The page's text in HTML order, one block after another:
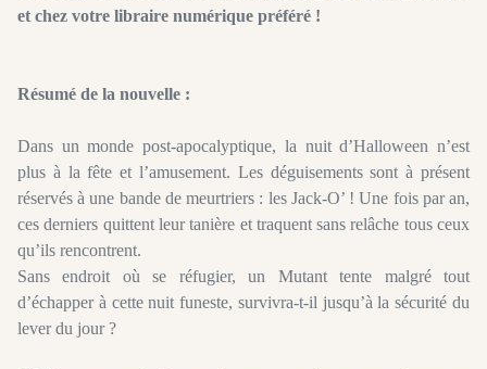
et chez votre libraire numérique préféré !
Résumé de la nouvelle :
Dans un monde post-apocalyptique, la nuit d’Halloween n’est
plus à la fête et l’amusement. Les déguisements sont à présent
réservés à une bande de meurtriers : les Jack-O’ ! Une fois par an,
ces derniers quittent leur tanière et traquent sans relâche tous ceux
qu’ils rencontrent.
Sans endroit où se réfugier, un Mutant tente malgré tout
d’échapper à cette nuit funeste, survivra-t-il jusqu’à la sécurité du
lever du jour ?